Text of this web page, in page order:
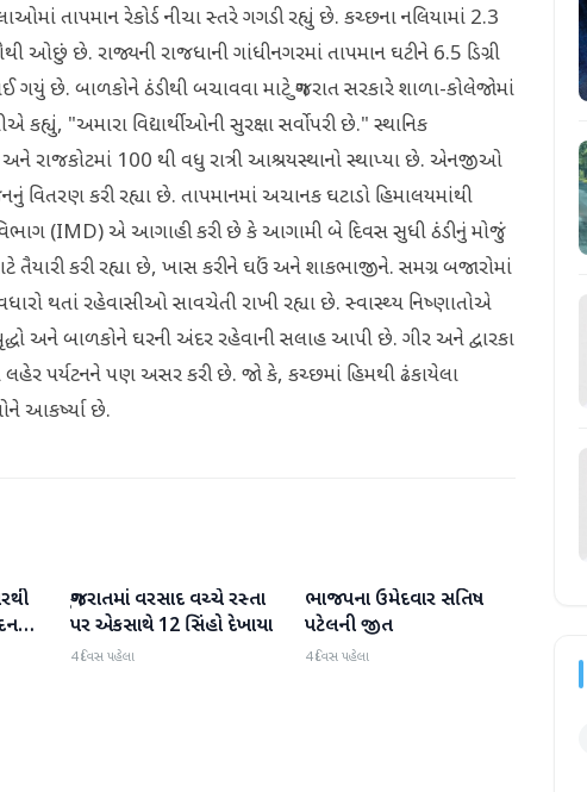
તાપમાન રેકોર્ડ નીચા સ્તરે ગગડી રહ્યું છે. કચ્છના નલિયામાં 2.3
ઓછું છે. રાજ્યની રાજધાની ગાંધીનગરમાં તાપમાન ઘટીને 6.5 ડિગ્રી
છે. બાળકોને ઠંડીથી બચાવવા માટે ગુજરાત સરકારે શાળા-કોલેજોમાં
"અમારા વિદ્યાર્થીઓની સુરક્ષા સર્વોપરી છે." સ્થાનિક
રાજકોટમાં 100 થી વધુ રાત્રી આશ્રયસ્થાનો સ્થાપ્યા છે. એનજીઓ
કરી રહ્યા છે. તાપમાનમાં અચાનક ઘટાડો હિમાલયમાંથી
(IMD) એ આગાહી કરી છે કે આગામી બે દિવસ સુધી ઠંડીનું મોજું
કરી રહ્યા છે, ખાસ કરીને ઘઉં અને શાકભાજીને. સમગ્ર બજારોમાં
થતાં રહેવાસીઓ સાવચેતી રાખી રહ્યા છે. સ્વાસ્થ્ય નિષ્ણાતોએ
અને બાળકોને ઘરની અંદર રહેવાની સલાહ આપી છે. ગીર અને દ્વારકા
પર્યટનને પણ અસર કરી છે. જો કે, કચ્છમાં હિમથી ઢંકાયેલા
આકર્ષ્યા છે.
ગુજરાત
ગુજરાતમાં વરસાદ વચ્ચે રસ્તા
પર એકસાથે 12 સિંહો દેખાયા
4 દિવસ પહેલા
ગુજરાત
ભાજપના ઉમેદવાર સતિષ
પટેલની જીત
4 દિવસ પહેલા